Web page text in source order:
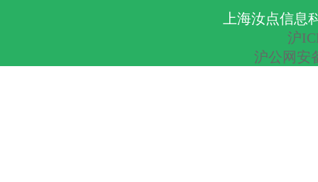
上海汝点信息
沪
沪公网安